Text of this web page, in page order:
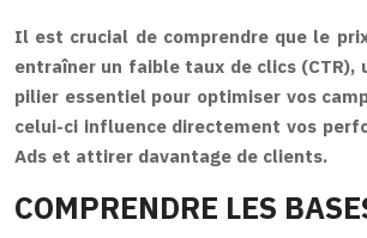
Il est crucial de comprendre que le
entraîner un faible taux de clics
pilier essentiel pour optimiser vos
celui-ci influence directement vos
Ads et attirer davantage de clients.
COMPRENDRE LES